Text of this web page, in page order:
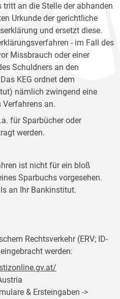
an die Stelle der abhanden
Urkunde der gerichtliche
und ersetzt diese.
- im Fall des
Missbrauch oder einer
Schuldners an den
KEG ordnet dem
nämlich zwingend eine
an.
für Sparbücher oder
werden.
ist nicht für ein bloß
Sparbuchs vorgesehen.
an Ihr Bankinstitut.
Rechtsverkehr (ERV; ID-
werden:
& Ersteingaben ->